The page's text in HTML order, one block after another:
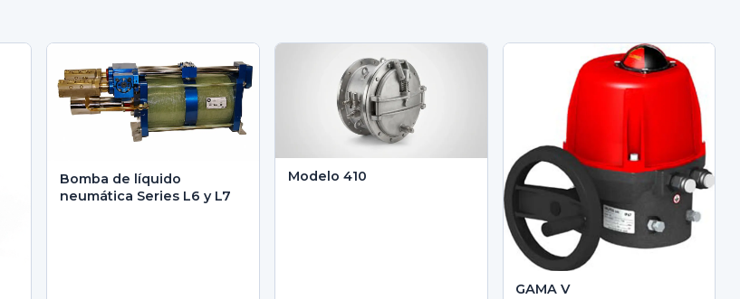
Bomba de líquido
neumática Series L6 y L7
Modelo 410
GAMA V